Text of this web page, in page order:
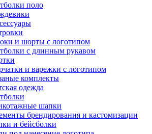
поло
и шорты с логотипом
с длинным рукавом
и варежки с логотипом
комплекты
одежда
шапки
брендирования и кастомизации
и бейсболки